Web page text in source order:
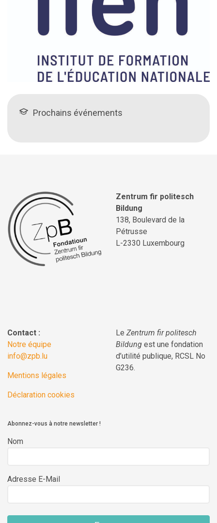
Prochains événements
Zentrum fir politesch
Bildung
138, Boulevard de la
Pétrusse
L-2330 Luxembourg
Contact :
Notre équipe
info@zpb.lu
Mentions légales
Déclaration cookies
Le Zentrum fir politesch
Bildung est une fondation
d’utilité publique, RCSL No
G236.
Abonnez-vous à notre newsletter !
Nom
Adresse E-Mail